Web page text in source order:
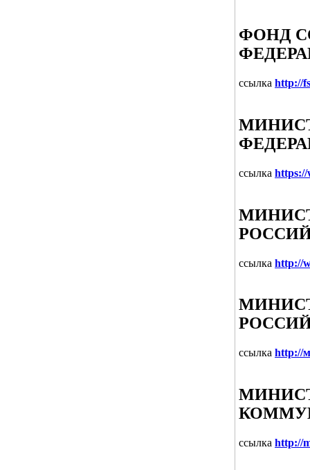
ФОНД
ссылка http://
ссылка
ссылка http://
ссылка http://
ссылка http://